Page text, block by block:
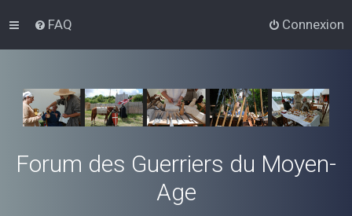
FAQ Connexion
Forum des Guerriers du Moyen-
Age